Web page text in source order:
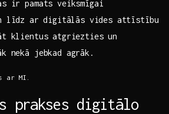
ir pamats veiksmīgai
līdz ⁣ar digitālās vides attīstību
klientus atgriezties un
jebkad agrāk.
ar⁤ MI.
prakses digitālo